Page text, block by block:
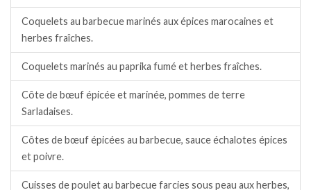
Coquelets au barbecue marinés aux épices marocaines et
herbes fraîches.
Coquelets marinés au paprika fumé et herbes fraîches.
Côte de bœuf épicée et marinée, pommes de terre
Sarladaises.
Côtes de bœuf épicées au barbecue, sauce échalotes épices
et poivre.
Cuisses de poulet au barbecue farcies sous peau aux herbes,